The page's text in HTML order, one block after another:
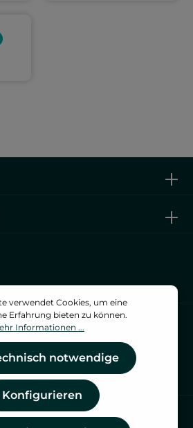
verwendet Cookies, um eine
Erfahrung bieten zu können.
Informationen ...
notwendige
Konfigurieren